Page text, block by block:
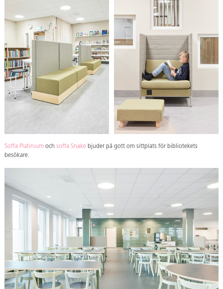
Soffa Platinium och soffa Snake bjuder på gott om sittplats för bibliotekets
besökare.